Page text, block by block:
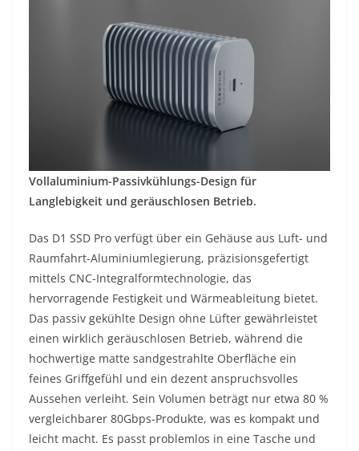
Vollaluminium-Passivkühlungs-Design für
Langlebigkeit und geräuschlosen Betrieb.
Das D1 SSD Pro verfügt über ein Gehäuse aus Luft- und
Raumfahrt-Aluminiumlegierung, präzisionsgefertigt
mittels CNC-Integralformtechnologie, das
hervorragende Festigkeit und Wärmeableitung bietet.
Das passiv gekühlte Design ohne Lüfter gewährleistet
einen wirklich geräuschlosen Betrieb, während die
hochwertige matte sandgestrahlte Oberfläche ein
feines Griffgefühl und ein dezent anspruchsvolles
Aussehen verleiht. Sein Volumen beträgt nur etwa 80 %
vergleichbarer 80Gbps-Produkte, was es kompakt und
leicht macht. Es passt problemlos in eine Tasche und